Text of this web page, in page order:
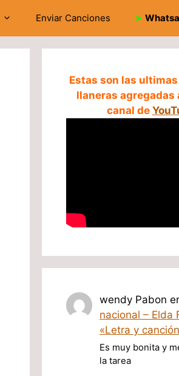
Enviar Canciones ➤
Estas son las
llaneras agregadas
canal de
wendy Pabon
nacional – Elda
«Letra y
Es muy bonita y
la tarea